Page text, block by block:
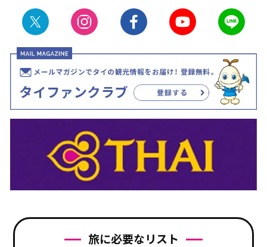
旅に必要なリスト